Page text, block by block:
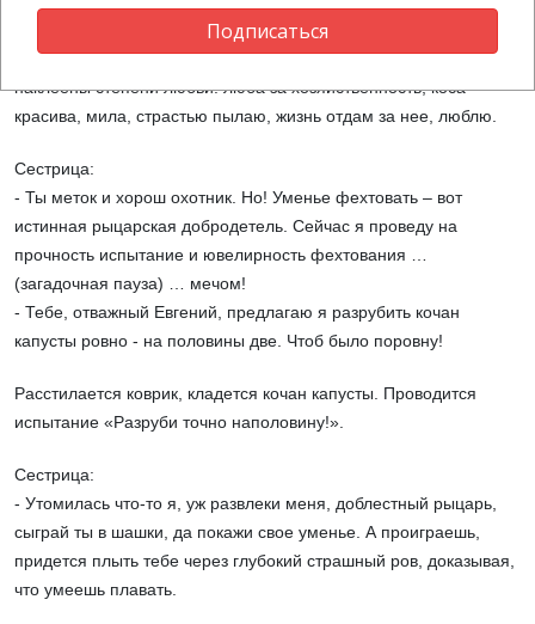
сердца.
Перед рыцарем устанавливают дартс, на секторах которого
наклеены степени любви: люба за хозяйственность, коса
красива, мила, страстью пылаю, жизнь отдам за нее, люблю.
Сестрица:
- Ты меток и хорош охотник. Но! Уменье фехтовать – вот
истинная рыцарская добродетель. Сейчас я проведу на
прочность испытание и ювелирность фехтования …
(загадочная пауза) … мечом!
- Тебе, отважный Евгений, предлагаю я разрубить кочан
капусты ровно - на половины две. Чтоб было поровну!
Расстилается коврик, кладется кочан капусты. Проводится
испытание «Разруби точно наполовину!».
Сестрица:
- Утомилась что-то я, уж развлеки меня, доблестный рыцарь,
сыграй ты в шашки, да покажи свое уменье. А проиграешь,
придется плыть тебе через глубокий страшный ров, доказывая,
что умеешь плавать.
Подписаться